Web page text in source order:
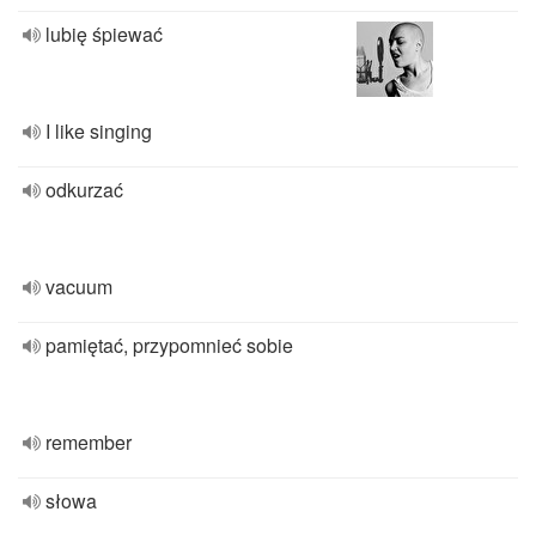
lubię śpiewać
I like singing
odkurzać
vacuum
pamiętać, przypomnieć sobie
remember
słowa